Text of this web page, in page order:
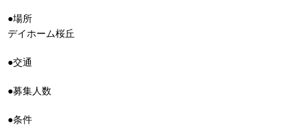
●場所
デイホーム桜丘
●交通
●募集人数
●条件